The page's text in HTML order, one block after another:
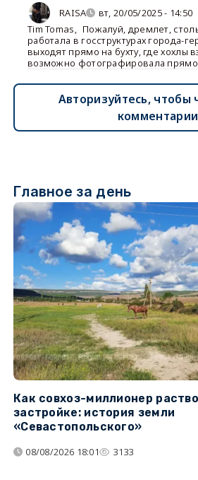
RAISA
вт, 20/05/2025 - 14:50
Tim Tomas, Пожалуй, дремлет,
работала в госструктурах города-
выходят прямо на бухту, где хохлы
возможно фотографировала прямо
Авторизуйтесь, чтобы
комментарии
Главное за день
Как совхоз-миллионер
застройке: история земли
«Севастопольского»
08/08/2026 18:01 3133